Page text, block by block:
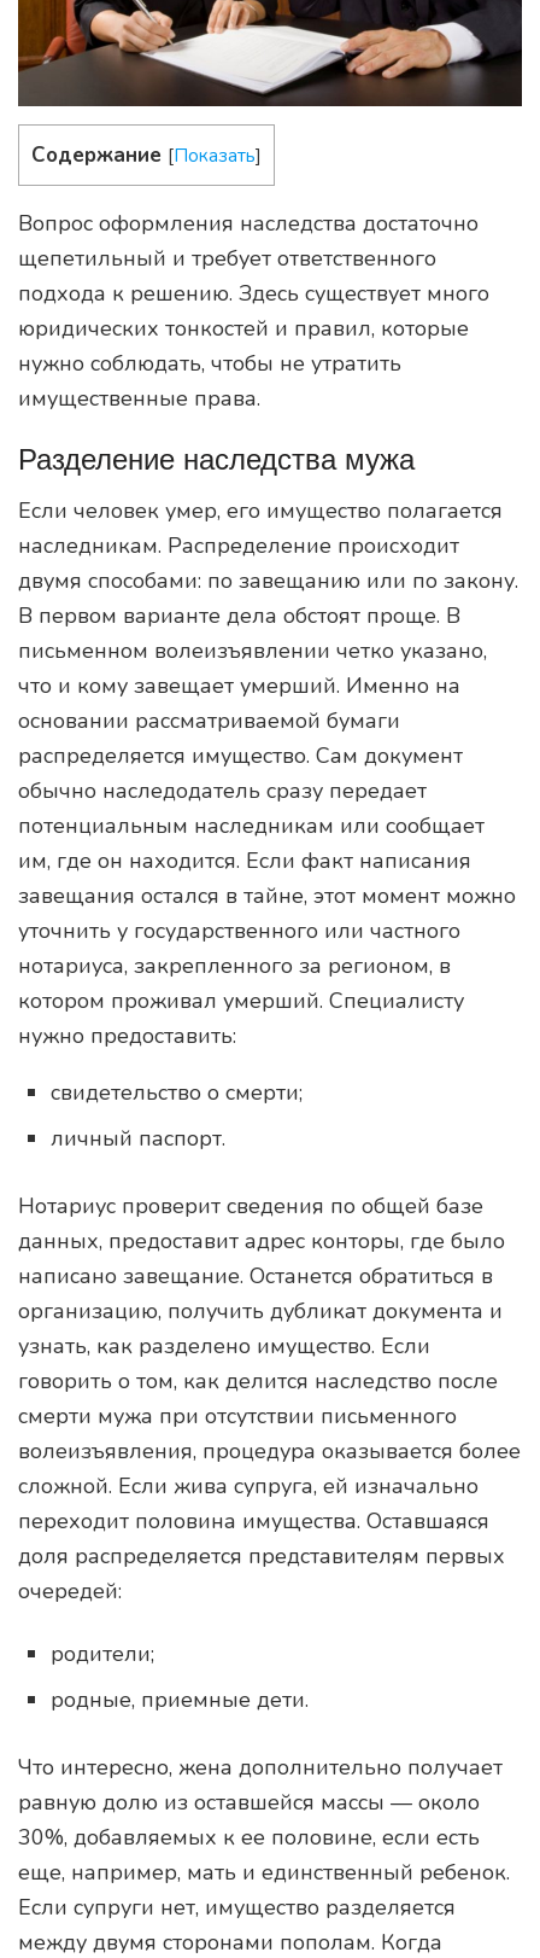
Содержание [Показать]
Вопрос оформления наследства достаточно
щепетильный и требует ответственного
подхода к решению. Здесь существует много
юридических тонкостей и правил, которые
нужно соблюдать, чтобы не утратить
имущественные права.
Разделение наследства мужа
Если человек умер, его имущество полагается
наследникам. Распределение происходит
двумя способами: по завещанию или по закону.
В первом варианте дела обстоят проще. В
письменном волеизъявлении четко указано,
что и кому завещает умерший. Именно на
основании рассматриваемой бумаги
распределяется имущество. Сам документ
обычно наследодатель сразу передает
потенциальным наследникам или сообщает
им, где он находится. Если факт написания
завещания остался в тайне, этот момент можно
уточнить у государственного или частного
нотариуса, закрепленного за регионом, в
котором проживал умерший. Специалисту
нужно предоставить:
свидетельство о смерти;
личный паспорт.
Нотариус проверит сведения по общей базе
данных, предоставит адрес конторы, где было
написано завещание. Останется обратиться в
организацию, получить дубликат документа и
узнать, как разделено имущество. Если
говорить о том, как делится наследство после
смерти мужа при отсутствии письменного
волеизъявления, процедура оказывается более
сложной. Если жива супруга, ей изначально
переходит половина имущества. Оставшаяся
доля распределяется представителям первых
очередей:
родители;
родные, приемные дети.
Что интересно, жена дополнительно получает
равную долю из оставшейся массы — около
30%, добавляемых к ее половине, если есть
еще, например, мать и единственный ребенок.
Если супруги нет, имущество разделяется
между двумя сторонами пополам. Когда